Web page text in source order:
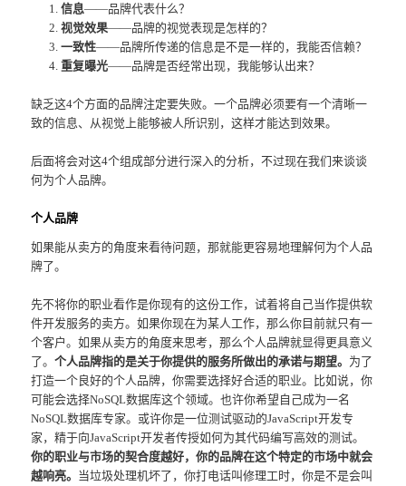
信息——品牌代表什么？
视觉效果——品牌的视觉表现是怎样的？
一致性——品牌所传递的信息是不是一样的，我能否信赖？
重复曝光——品牌是否经常出现，我能够认出来？
缺乏这4个方面的品牌注定要失败。一个品牌必须要有一个清晰一
致的信息、从视觉上能够被人所识别，这样才能达到效果。
后面将会对这4个组成部分进行深入的分析，不过现在我们来谈谈
何为个人品牌。
个人品牌
如果能从卖方的角度来看待问题，那就能更容易地理解何为个人品
牌了。
先不将你的职业看作是你现有的这份工作，试着将自己当作提供软
件开发服务的卖方。如果你现在为某人工作，那么你目前就只有一
个客户。如果从卖方的角度来思考，那么个人品牌就显得更具意义
了。个人品牌指的是关于你提供的服务所做出的承诺与期望。 为了
打造一个良好的个人品牌，你需要选择好合适的职业。比如说，你
可能会选择NoSQL数据库这个领域。也许你希望自己成为一名
NoSQL数据库专家。或许你是一位测试驱动的JavaScript开发专
家，精于向JavaScript开发者传授如何为其代码编写高效的测试。
你的职业与市场的契合度越好，你的品牌在这个特定的市场中就会
越响亮。 当垃圾处理机坏了，你打电话叫修理工时，你是不是会叫